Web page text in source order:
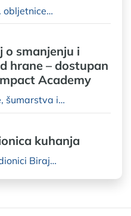
obljetnice…
o smanjenju i
hrane – dostupan
Academy
šumarstva i…
kuhanja
Biraj…